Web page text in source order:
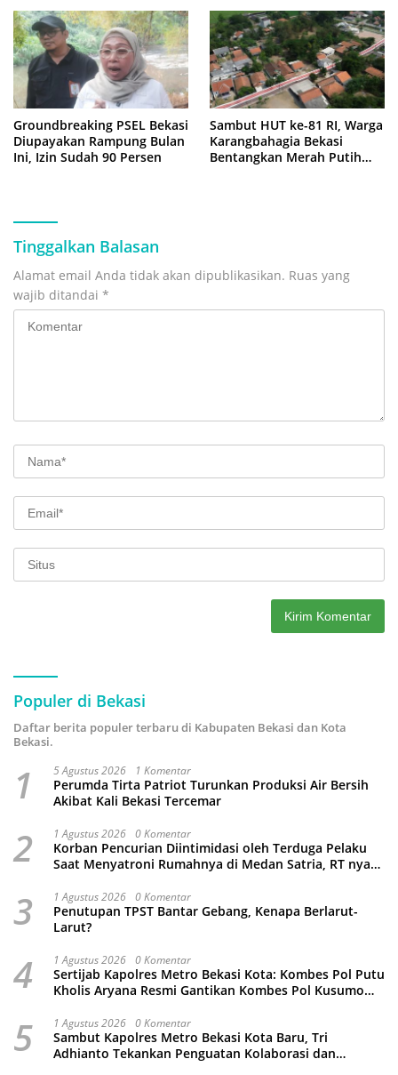
Groundbreaking PSEL Bekasi
Diupayakan Rampung Bulan
Ini, Izin Sudah 90 Persen
Sambut HUT ke-81 RI, Warga
Karangbahagia Bekasi
Bentangkan Merah Putih
Tinggalkan Balasan
Alamat email Anda tidak akan dipublikasikan. Ruas yang
wajib ditandai *
Populer di Bekasi
Daftar berita populer terbaru di Kabupaten Bekasi dan Kota
Bekasi.
1 5 Agustus 2026 1 Komentar
Perumda Tirta Patriot Turunkan Produksi Air Bersih
Akibat Kali Bekasi Tercemar
2 1 Agustus 2026 0 Komentar
Korban Pencurian Diintimidasi oleh Terduga Pelaku
Saat Menyatroni Rumahnya di Medan Satria, RT nya
3 1 Agustus 2026 0 Komentar
Penutupan TPST Bantar Gebang, Kenapa Berlarut-
Larut?
4 1 Agustus 2026 0 Komentar
Sertijab Kapolres Metro Bekasi Kota: Kombes Pol Putu
Kholis Aryana Resmi Gantikan Kombes Pol Kusumo
5 1 Agustus 2026 0 Komentar
Sambut Kapolres Metro Bekasi Kota Baru, Tri
Adhianto Tekankan Penguatan Kolaborasi dan